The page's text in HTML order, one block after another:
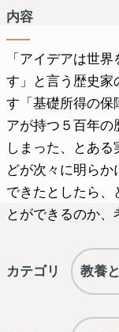
内容
「アイデアは世
す」と言う歴史家
す「基礎所得の保
アが持つ５百年の
しまった、とあ
どが次々に明ら
できたとしたら、
とができるのか、
カテゴリ 教養